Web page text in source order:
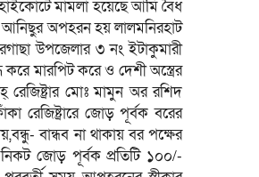
মামলা হয়েছে আমি বৈধ
আনিছুর অপহরন হয় লালমনিরহাট
উপজেলার ৩ নং ইটাকুমারী
মারপিট করে ও দেশী অস্ত্রের
রেজিষ্ট্রার মোঃ মামুন অর রশিদ
রেজিষ্ট্রারে জোড় পূর্বক বরের
বান্ধব না থাকায় বর পক্ষের
নিকট জোড় পূর্বক প্রতিটি ১০০/-